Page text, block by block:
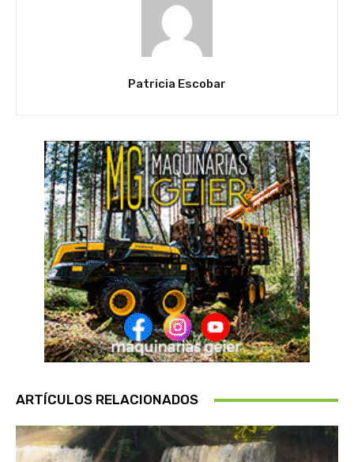
Patricia Escobar
ARTÍCULOS RELACIONADOS